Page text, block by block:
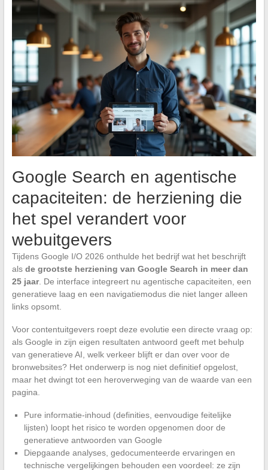
Google Search en agentische
capaciteiten: de herziening die
het spel verandert voor
webuitgevers
Tijdens Google I/O 2026 onthulde het bedrijf wat het beschrijft
als de grootste herziening van Google Search in meer dan
25 jaar. De interface integreert nu agentische capaciteiten, een
generatieve laag en een navigatiemodus die niet langer alleen
links opsomt.
Voor contentuitgevers roept deze evolutie een directe vraag op:
als Google in zijn eigen resultaten antwoord geeft met behulp
van generatieve AI, welk verkeer blijft er dan over voor de
bronwebsites? Het onderwerp is nog niet definitief opgelost,
maar het dwingt tot een heroverweging van de waarde van een
pagina.
Pure informatie-inhoud (definities, eenvoudige feitelijke
lijsten) loopt het risico te worden opgenomen door de
generatieve antwoorden van Google
Diepgaande analyses, gedocumenteerde ervaringen en
technische vergelijkingen behouden een voordeel: ze zijn